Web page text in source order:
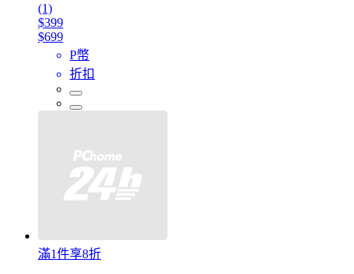
(1)
$399
$699
P幣
折扣
滿1件享8折